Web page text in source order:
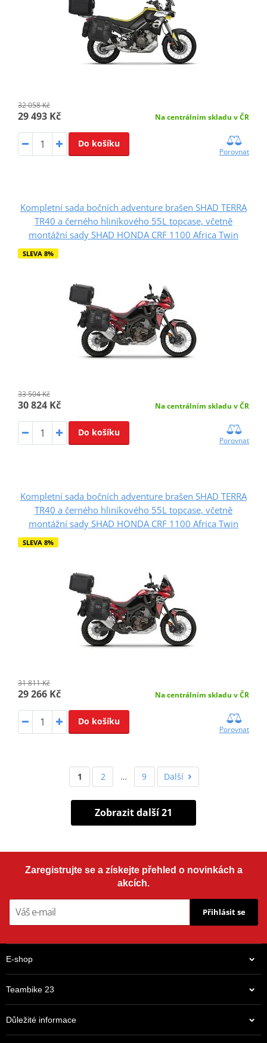
32 058 Kč
29 493 Kč Na centrálním skladu v ČR
Do košíku
Porovnat
Kompletní sada bočních adventure brašen SHAD TERRA
TR40 a černého hliníkového 55L topcase, včetně
montážní sady SHAD HONDA CRF 1100 Africa Twin
SLEVA 8%
33 504 Kč
30 824 Kč Na centrálním skladu v ČR
Do košíku
Porovnat
Kompletní sada bočních adventure brašen SHAD TERRA
TR40 a černého hliníkového 55L topcase, včetně
montážní sady SHAD HONDA CRF 1100 Africa Twin
SLEVA 8%
31 811 Kč
29 266 Kč Na centrálním skladu v ČR
Do košíku
Porovnat
1 2 … 9 Další
Zobrazit další 21
Zaregistrujte se a získejte přehled o novinkách a
akcích.
Přihlásit se
E-shop
Teambike 23
Důležité informace